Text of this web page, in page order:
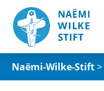
Naëmi-Wilke-Stift>